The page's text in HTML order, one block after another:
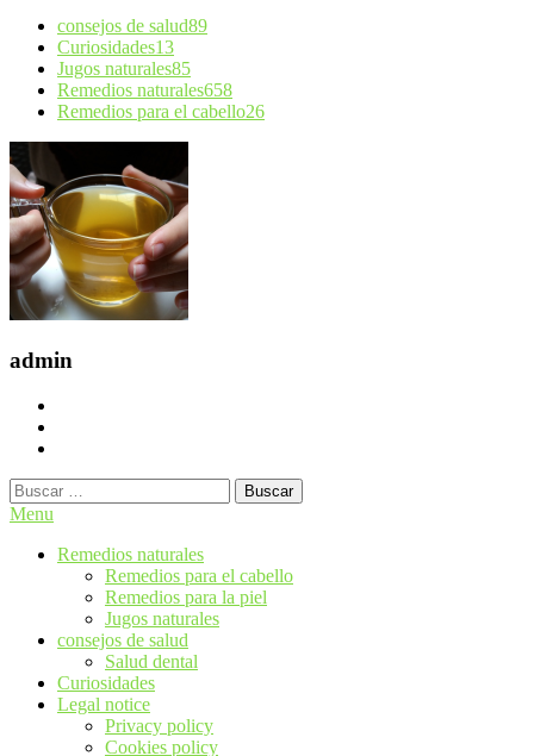
consejos de salud89
Curiosidades13
Jugos naturales85
Remedios naturales658
Remedios para el cabello26
admin
Buscar:
Menu
Remedios naturales
Remedios para el cabello
Remedios para la piel
Jugos naturales
consejos de salud
Salud dental
Curiosidades
Legal notice
Privacy policy
Cookies policy